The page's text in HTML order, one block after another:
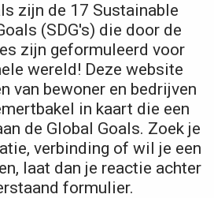
zijn de 17 Sustainable
(SDG's) die door de
zijn geformuleerd voor
wereld! Deze website
van bewoner en bedrijven
in kaart die een
de Global Goals. Zoek je
verbinding of wil je een
laat dan je reactie achter
formulier.